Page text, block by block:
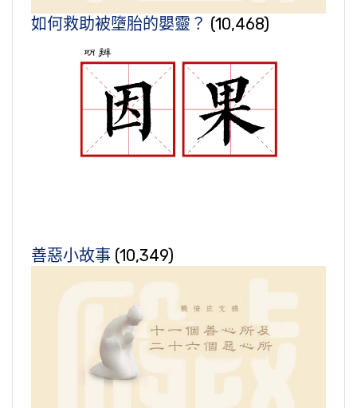
如何救助被墮胎的嬰靈？ (10,468)
善惡小故事 (10,349)